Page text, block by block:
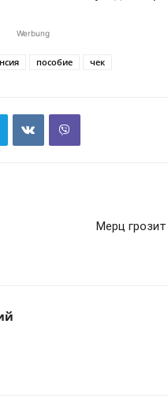
Werbung
пособие чек
Мерц